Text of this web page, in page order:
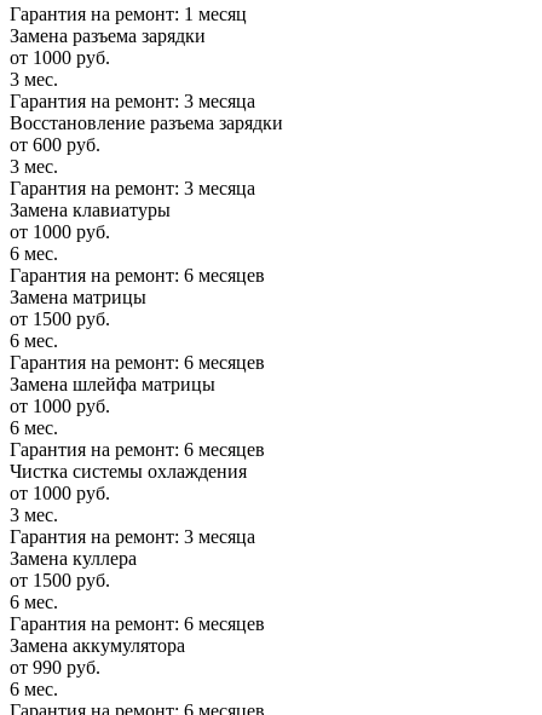
Гарантия на ремонт: 1 месяц
Замена разъема зарядки
от 1000 руб.
3 мес.
Гарантия на ремонт: 3 месяца
Восстановление разъема зарядки
от 600 руб.
3 мес.
Гарантия на ремонт: 3 месяца
Замена клавиатуры
от 1000 руб.
6 мес.
Гарантия на ремонт: 6 месяцев
Замена матрицы
от 1500 руб.
6 мес.
Гарантия на ремонт: 6 месяцев
Замена шлейфа матрицы
от 1000 руб.
6 мес.
Гарантия на ремонт: 6 месяцев
Чистка системы охлаждения
от 1000 руб.
3 мес.
Гарантия на ремонт: 3 месяца
Замена куллера
от 1500 руб.
6 мес.
Гарантия на ремонт: 6 месяцев
Замена аккумулятора
от 990 руб.
6 мес.